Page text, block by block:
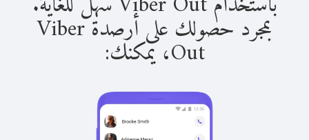
بمجرد حصولك على أرصدة Viber
Out، يمكنك: